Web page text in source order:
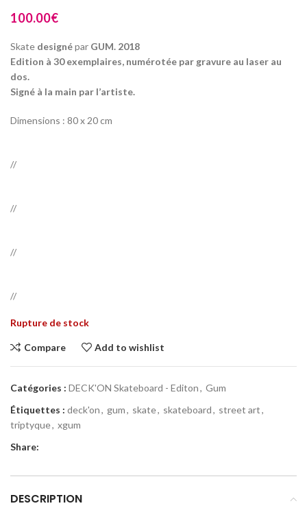
100.00€
Skate designépar GUM. 2018
Edition à 30 exemplaires, numérotée par gravure au laser au
dos.
Signé à la main par l’artiste.
Dimensions : 80 x 20 cm
//
//
//
//
Rupture de stock
Compare Add to wishlist
Catégories : DECK'ON Skateboard - Editon, Gum
Étiquettes : deck'on, gum, skate, skateboard, street art,
triptyque, xgum
Share:
DESCRIPTION